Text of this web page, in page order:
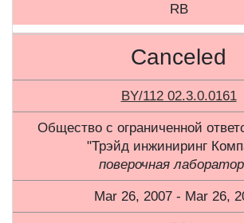
RB
Canceled
BY/112 02.3.0.0161
Общество с ограниченной
"Трэйд инжиниринг
поверочная
Mar 26, 2007 - Mar 26,